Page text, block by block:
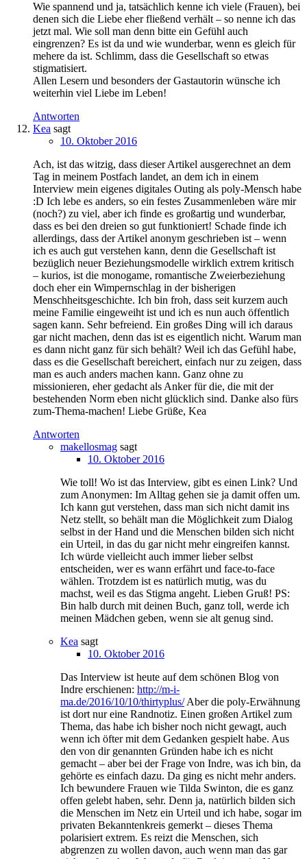
Wie spannend und ja, tatsächlich kenne ich viele (Frauen), bei
denen sich die Liebe eher fließend verhält – so nenne ich das
jetzt mal. Wie soll man denn bitte ein Gefühl auch
eingrenzen? Es ist da und wie wunderbar, wenn es gleich für
mehere da ist. Schlimm, dass die Gesellschaft so etwas
stigmatisiert.
Allen Lesern und besonders der Gastautorin wünsche ich
weiterhin viel Liebe im Leben!
Antworten
Kea sagt
10. Oktober 2016
Ach, ist das witzig, dass dieser Artikel ausgerechnet an dem
Tag in meinem Postfach landet, an dem ich in einem
Interview mein eigenes digitales Outing als poly-Mensch habe
:D Ich lebe es anders, so ein festes Zusammenleben wäre mir
(noch?) zu viel, aber ich finde es großartig und wunderbar,
dass es bei den dreien so gut funktioniert! Schade finde ich
allerdings, dass der Artikel anonym geschrieben ist – wenn
ich es auch gut verstehen kann, denn die Gesellschaft ist
bezüglich neuer Beziehungsmodelle wirklich extrem kritisch
– kurios, ist die monogame, romantische Zweierbeziehung
doch eher ein Wimpernschlag in der bisherigen
Menschheitsgeschichte. Ich bin froh, dass seit kurzem auch
meine Familie eingeweiht ist und ich es nun auch öffentlich
sagen kann. Sehr befreiend. Ein großes Ding will ich daraus
gar nicht machen, denn das ist es eigentlich nicht. Warum man
es dann nicht ganz für sich behält? Weil ich das Gefühl habe,
dass es die Gesellschaft bereichert, einfach nur zu zeigen, dass
man es auch anders machen kann. Ganz ohne zu
missionieren, eher gedacht als Anker für die, die mit der
bestehenden Norm eben nicht glücklich sind. Danke also fürs
zum-Thema-machen! Liebe Grüße, Kea
Antworten
makellosmag sagt
10. Oktober 2016
Wie toll! Wo ist das Interview, gibt es einen Link? Und
zum Anonymen: Im Alltag gehen sie ja damit offen um.
Ich kann gut verstehen, dass man sich nicht damit ins
Netz stellt, so behält man die Möglichkeit zum Dialog
selbst in der Hand und die Menschen bilden sich nicht
ein Urteil, in das du gar nicht mehr eingreifen kannst.
Ich würde vielleicht auch immer lieber selbst
entscheiden, wer es wann erfährt und face-to-face
wählen. Trotzdem ist es natürlich mutig, was du
machst, weil es das Stigma angeht. Lieben Gruß! PS:
Bin halb durch mit deinen Buch, ganz toll, werde ich
meinen Mädchen geben, wenn sie alt genug sind.
Kea sagt
10. Oktober 2016
Das Interview ist heute auf dem schönen Blog von
Indre erschienen: http://m-i-
ma.de/2016/10/10/thirtyplus/Aber die poly-Erwähnung
ist dort nur eine Randnotiz. Einen großen Artikel zum
Thema, das habe ich bisher noch nicht gewagt, auch
wenn ich öfter mit dem Gedanken gespielt habe. Aus
den von dir genannten Gründen habe ich es nicht
gemacht – aber bei der Frage von Indre, was ich bin, da
gehörte es einfach dazu. Da ging es nicht mehr anders.
Ich bewundere Frauen wie Tilda Swinton, die es ganz
offen gelebt haben, sehr. Denn ja, natürlich bilden sich
die Menschen im Netz ein Urteil und ich habe, sogar im
privaten Bekanntenkreis gemerkt – dieses Thema
polarisiert extrem. Es reizt die Menschen, sich
abgrenzen zu wollen davon, auch wenn man das gar